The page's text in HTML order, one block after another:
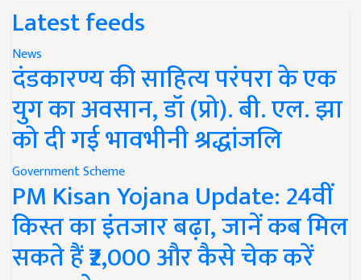
Latest feeds
News
दंडकारण्य की साहित्य परंपरा के एक
युग का अवसान, डॉ (प्रो). बी. एल. झा
को दी गई भावभीनी श्रद्धांजलि
Government Scheme
PM Kisan Yojana Update: 24वीं
किस्त का इंतजार बढ़ा, जानें कब मिल
सकते हैं ₹2,000 और कैसे चेक करें